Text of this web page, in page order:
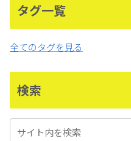
タグ一覧
全てのタグを見る
検索